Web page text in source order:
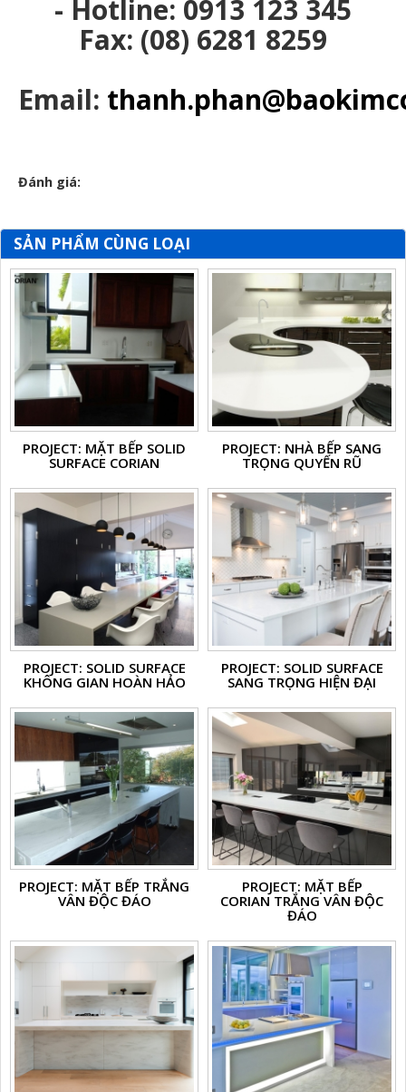
- Hotline: 0913 123 345
Fax: (08) 6281 8259
Email:
Đánh giá:
SẢN PHẨM CÙNG LOẠI
PROJECT: MẶT BẾP SOLID
SURFACE CORIAN
PROJECT: NHÀ BẾP SANG
TRỌNG QUYẾN RŨ
PROJECT: SOLID SURFACE
KHÔNG GIAN HOÀN HẢO
PROJECT: SOLID SURFACE
SANG TRỌNG HIỆN ĐẠI
PROJECT: MẶT BẾP TRẮNG
VÂN ĐỘC ĐÁO
PROJECT: MẶT BẾP
CORIAN TRẮNG VÂN ĐỘC
ĐÁO